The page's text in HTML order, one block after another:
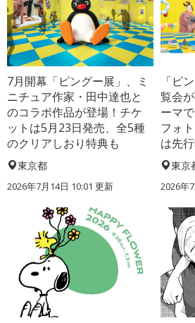
7月開幕「ピングー展」、ミ
ニチュア作家・田中達也と
のコラボ作品が登場！チケ
ットは5月23日発売、全5種
のクリアしおり特典も
東京都
2026年7月14日 10:01 更新
「ピ
覧会
ーマ
フォ
は先
東京
2026年